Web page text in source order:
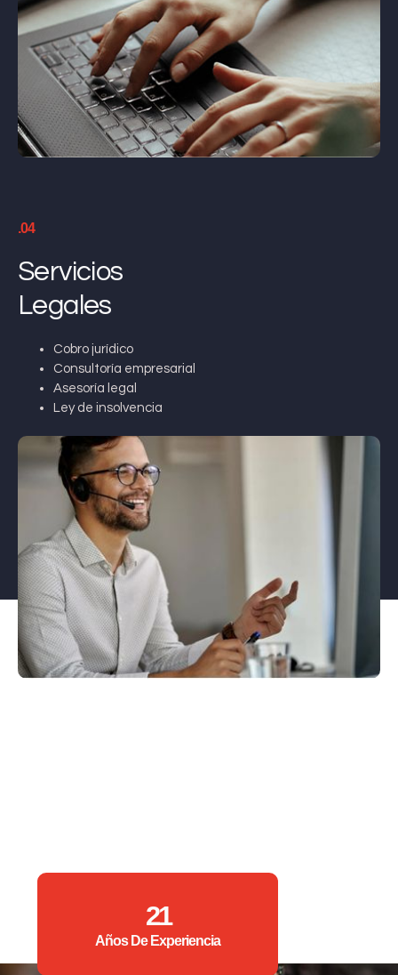
.04
Servicios
Legales
Cobro jurídico
Consultoría empresarial
Asesoría legal
Ley de insolvencia
21
Años De Experiencia